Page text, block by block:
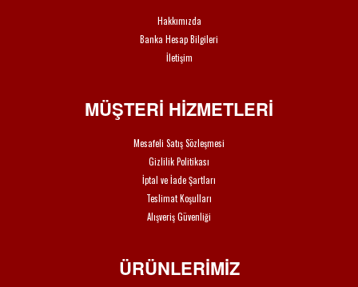
Hakkımızda
Banka Hesap Bilgileri
İletişim
MÜŞTERİ HİZMETLERİ
Mesafeli Satış Sözleşmesi
Gizlilik Politikası
İptal ve İade Şartları
Teslimat Koşulları
Alışveriş Güvenliği
ÜRÜNLERİMİZ